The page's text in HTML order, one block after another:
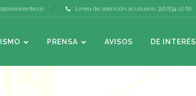
Línea de atención al usuario 316 834 12 60
PRENSA AVISOS DE INTERÉS